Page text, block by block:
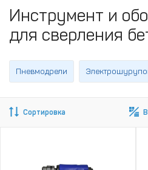
Инструмент и
для сверления
Пневмодрели
Сортировка